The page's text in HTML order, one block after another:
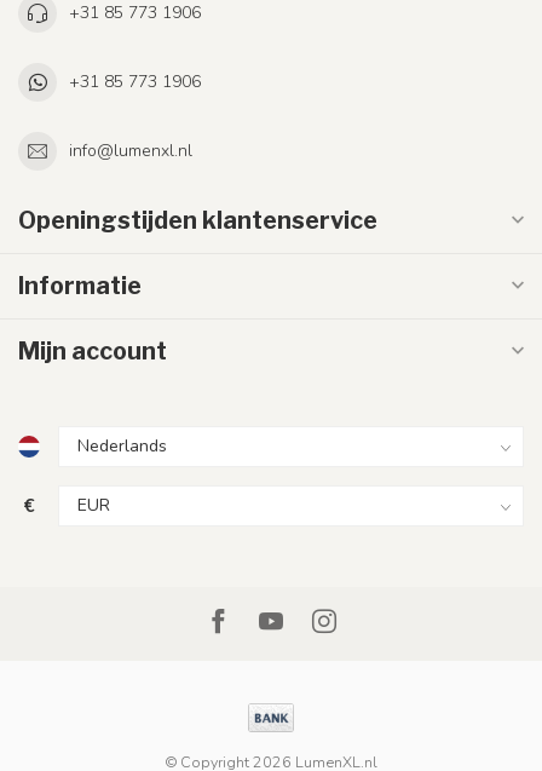
+31 85 773 1906
+31 85 773 1906
info@lumenxl.nl
Openingstijden klantenservice
Informatie
Mijn account
€
© Copyright 2026 LumenXL.nl